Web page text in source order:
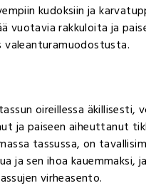
kudoksiin ja
rakkuloita ja
valeanturamuodostusta.
oireillessa äkillisesti,
ja paiseen aiheuttanut
tassussa, on
ja sen ihoa kauemmaksi,
virheasento.